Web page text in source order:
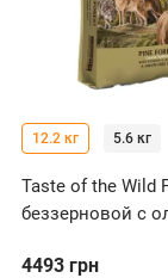
12.2 кг 5.6 кг
Taste of the Wild
беззерновой с
для собак всех
4493 грн